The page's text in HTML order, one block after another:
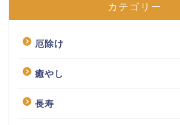
カテゴリー
厄除け
癒やし
長寿